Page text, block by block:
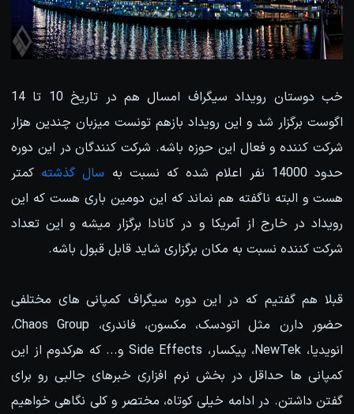
خب دوستان رویداد سیگراف امسال هم در تاریخ 10 تا 14
اگوست برگزار شد و این رویداد بازهم تونست میزبان چندین هزار
شرکت کننده و فعال این حوزه باشه. شرکت کنندگان در این دوره
حدود 14000 نفر اعلام شده که نسبت به
سال گذشته کمتر
هست و البته ناگفته هم نماند که این دومین باری هست که این
رویداد در خارج از آمریکا و در کانادا برگزار میشه و این تعداد
شرکت کننده نسبت به مکان برگزاری شاید قابل قبول باشه.
قبلا هم گفتیم که در این دوره سیگراف کمپانی های مختلفی
حضور دارن مثل اتودسک، مکسون، فاندری، Chaos Group،
انویدیا، NewTek، پیکسار، Side Effects و... که هرکدوم از این
کمپانی ها حداقل در بخش نرم افزاری خبرهای جالبی رو برای
گفتن داشتن. در ادامه خیلی کوتاه، مختصر و کلی نگاهی خواهیم